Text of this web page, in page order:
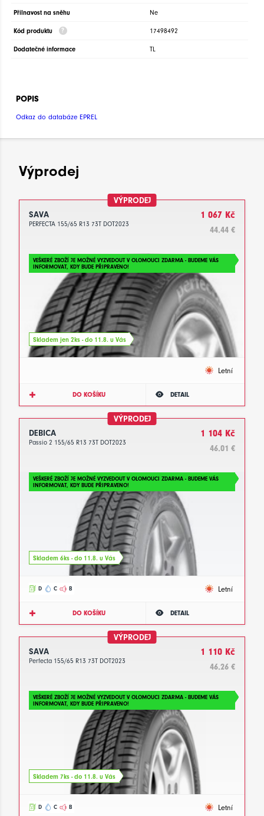
Přilnavost na sněhu Ne
Kód produktu 17498492
Dodatečné informace TL
POPIS
Odkaz do databáze EPREL
Výprodej
VÝPRODEJ
SAVA
PERFECTA 155/65 R13 73T DOT2023
1 067 Kč
44.44 €
VEŠKERÉ ZBOŽÍ JE MOŽNÉ VYZVEDOUT V OLOMOUCI ZDARMA - BUDEME VÁS
INFORMOVAT, KDY BUDE PŘIPRAVENO!
Skladem jen 2ks - do 11.8. u Vás
Letní
DO KOŠÍKU DETAIL
VÝPRODEJ
DEBICA
Passio 2 155/65 R13 73T DOT2023
1 104 Kč
46.01 €
VEŠKERÉ ZBOŽÍ JE MOŽNÉ VYZVEDOUT V OLOMOUCI ZDARMA - BUDEME VÁS
INFORMOVAT, KDY BUDE PŘIPRAVENO!
Skladem 6ks - do 11.8. u Vás
D C B Letní
DO KOŠÍKU DETAIL
VÝPRODEJ
SAVA
Perfecta 155/65 R13 73T DOT2023
1 110 Kč
46.26 €
VEŠKERÉ ZBOŽÍ JE MOŽNÉ VYZVEDOUT V OLOMOUCI ZDARMA - BUDEME VÁS
INFORMOVAT, KDY BUDE PŘIPRAVENO!
Skladem 7ks - do 11.8. u Vás
D C B Letní